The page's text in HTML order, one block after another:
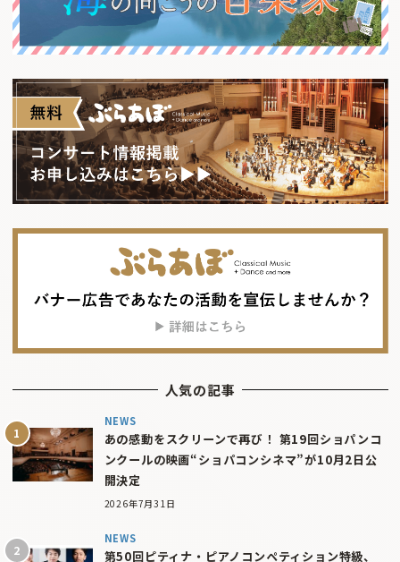
人気の記事
NEWS
あの感動をスクリーンで再び！ 第19回ショパンコ
ンクールの映画“ショパコンシネマ”が10月2日公
開決定
2026年7月31日
NEWS
第50回ピティナ・ピアノコンペティション特級、